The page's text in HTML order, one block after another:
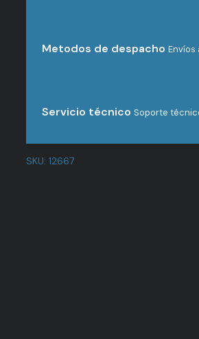
Metodos de despacho Envíos
Servicio técnico Soporte
SKU: 12667